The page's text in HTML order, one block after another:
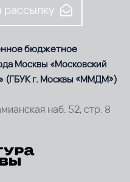
рассылку
бюджетное
Москвы «Московский
(ГБУК г. Москвы «ММДМ»)
наб. 52, стр. 8